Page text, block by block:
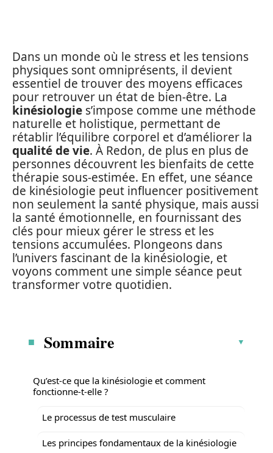
Dans un monde où le stress et les tensions
physiques sont omniprésents, il devient
essentiel de trouver des moyens efficaces
pour retrouver un état de bien-être. La
kinésiologie s’impose comme une méthode
naturelle et holistique, permettant de
rétablir l’équilibre corporel et d’améliorer la
qualité de vie. À Redon, de plus en plus de
personnes découvrent les bienfaits de cette
thérapie sous-estimée. En effet, une séance
de kinésiologie peut influencer positivement
non seulement la santé physique, mais aussi
la santé émotionnelle, en fournissant des
clés pour mieux gérer le stress et les
tensions accumulées. Plongeons dans
l’univers fascinant de la kinésiologie, et
voyons comment une simple séance peut
transformer votre quotidien.
Sommaire
Qu’est-ce que la kinésiologie et comment
fonctionne-t-elle ?
Le processus de test musculaire
Les principes fondamentaux de la kinésiologie